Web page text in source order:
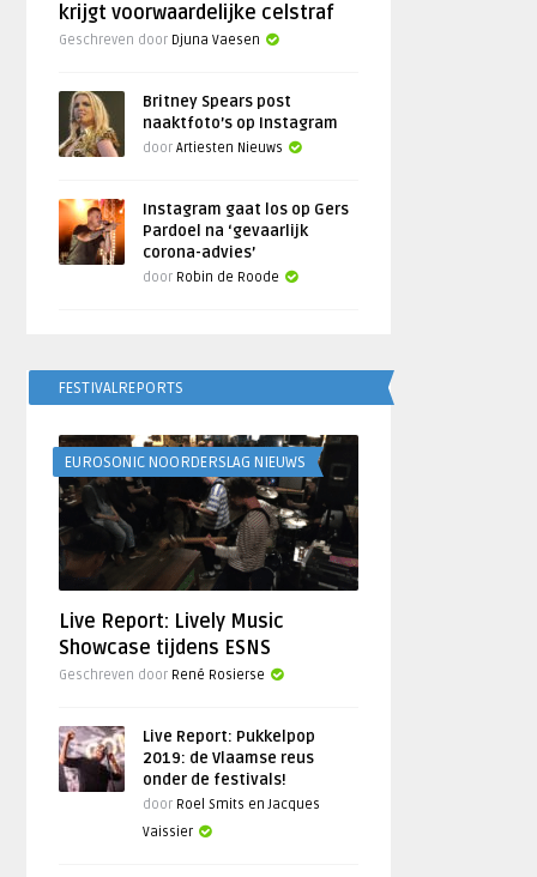
krijgt voorwaardelijke celstraf
Geschreven door Djuna Vaesen
Britney Spears post
naaktfoto’s op Instagram
doorArtiesten Nieuws
Instagram gaat los op Gers
Pardoel na ‘gevaarlijk
corona-advies’
door Robin de Roode
FESTIVALREPORTS
EUROSONIC NOORDERSLAG NIEUWS
Live Report: Lively Music
Showcase tijdens ESNS
Geschreven door René Rosierse
Live Report: Pukkelpop
2019: de Vlaamse reus
onder de festivals!
door Roel Smits en Jacques
Vaissier